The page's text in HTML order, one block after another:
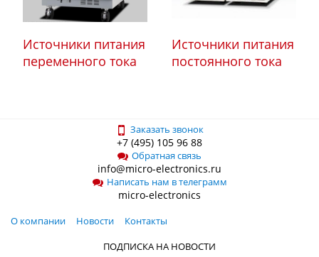
Источники питания
переменного тока
Источники питания
постоянного тока
Заказать звонок
+7 (495) 105 96 88
Обратная связь
info@micro-electronics.ru
Написать нам в телеграмм
micro-electronics
О компании Новости
Контакты
ПОДПИСКА НА НОВОСТИ